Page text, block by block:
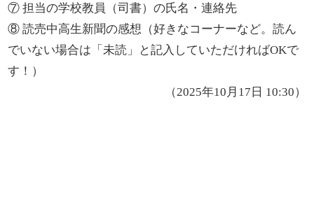
⑦ 担当の学校教員（司書）の氏名・連絡先
⑧ 読売中高生新聞の感想（好きなコーナーなど。読ん
でいない場合は「未読」と記入していただければOKで
す！）
（2025年10月17日 10:30）